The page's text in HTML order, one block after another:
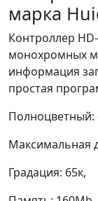
марка
Контроллер
монохромных
информация
простая
Полноцветный:
Максимальная
Градация: 65к,